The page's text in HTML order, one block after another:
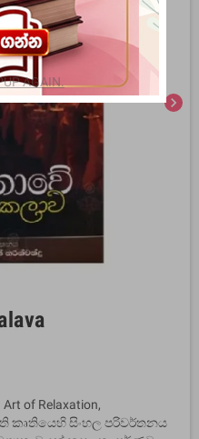
chevron_right
of Relaxation,
කෘතියෙහි සිංහල පරිවර්තනය
AGAIN.